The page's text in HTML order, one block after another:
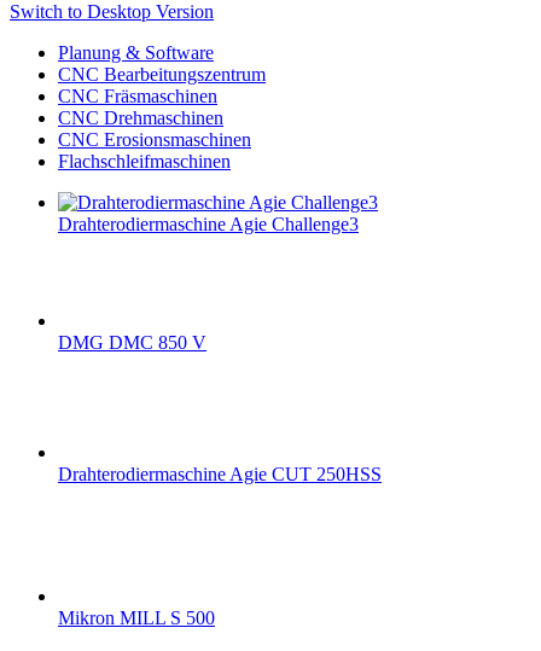
Switch to Desktop Version
Planung & Software
CNC Bearbeitungszentrum
CNC Fräsmaschinen
CNC Drehmaschinen
CNC Erosionsmaschinen
Flachschleifmaschinen
Drahterodiermaschine Agie Challenge3
DMG DMC 850 V
Drahterodiermaschine Agie CUT 250HSS
Mikron MILL S 500